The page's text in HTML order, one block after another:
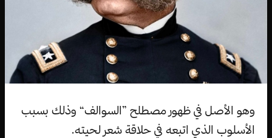
وهو الأصل في ظهور مصطلح ”السوالف“ وذلك بسبب
الأسلوب الذي اتبعه في حلاقة شعر لحيته.